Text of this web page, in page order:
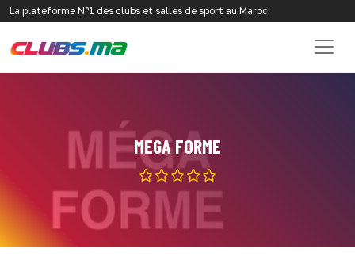
La plateforme N°1 des clubs et salles de sport au Maroc
MEGA FORME